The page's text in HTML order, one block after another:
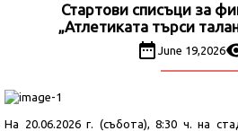
Стартови списъци за
„Атлетиката търси
June 19,2026
На 20.06.2026 г. (събота), 8:30 ч. на